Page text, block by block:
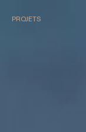
PROJETS